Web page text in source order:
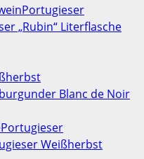
Portugieser
„Rubin“ Literflasche
Blanc de Noir
Portugieser
Weißherbst